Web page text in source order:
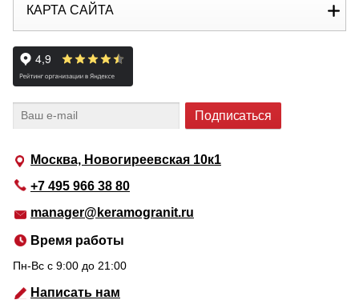
Москва, Новогиреевская 10к1
+7 495 966 38 80
manager@keramogranit.ru
Время работы
Пн-Вс c 9:00 до 21:00
Написать нам
КАРТА САЙТА